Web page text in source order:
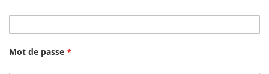
Mot de passe